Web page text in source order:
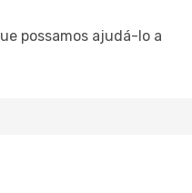
possamos ajudá-lo a